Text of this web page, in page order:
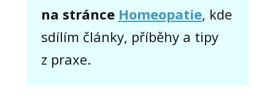
na stránce Homeopatie, kde
sdílím články, příběhy a tipy
z praxe.